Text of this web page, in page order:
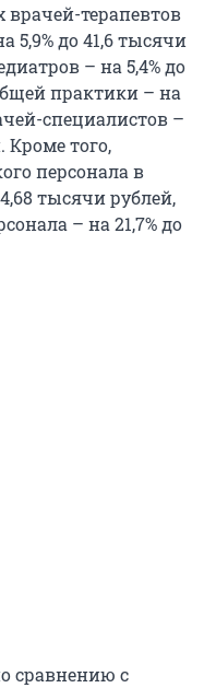
врачей-терапевтов
5,9% до 41,6 тысячи
– на 5,4% до
практики – на
специалистов –
Кроме того,
персонала в
тысячи рублей,
– на 21,7% до
сравнению с